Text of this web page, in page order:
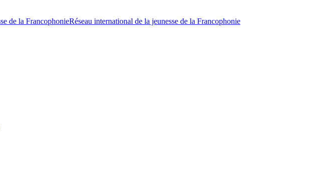
Réseau international de la jeunesse de la Francophonie